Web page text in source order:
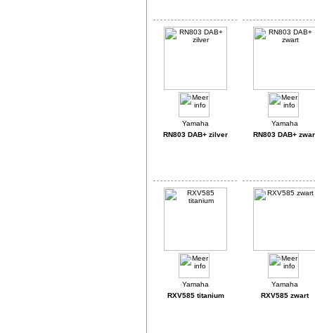
RN803 DAB+ zilver RN803 DAB+
RXV585 titanium RXV585 zwart